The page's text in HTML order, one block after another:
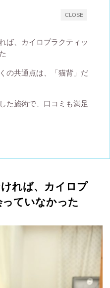
CLOSE
ば、カイロプラクティッ
の共通点は、「猫背」だ
た施術で、口コミも満足
れば、カイロプ
ていなかった